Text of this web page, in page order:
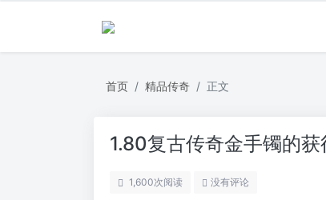
首页 精品传奇 正文
1.80复古传奇金手镯的
1,600次阅读 没有评论